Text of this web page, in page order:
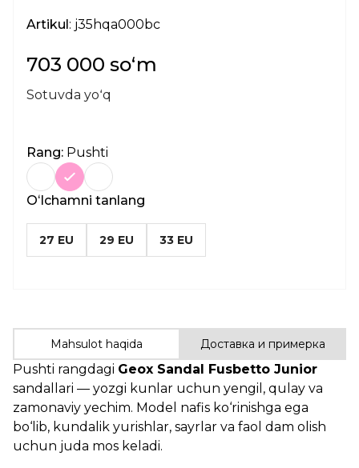
Artikul: j35hqa000bc
703 000 soʻm
Sotuvda yoʻq
Rang: Pushti
Oʻlchamni tanlang
27 EU 29 EU 33 EU
Mahsulot haqida Доставка и примерка
Pushti rangdagi Geox Sandal Fusbetto Junior
sandallari — yozgi kunlar uchun yengil, qulay va
zamonaviy yechim. Model nafis ko‘rinishga ega
bo‘lib, kundalik yurishlar, sayrlar va faol dam olish
uchun juda mos keladi.